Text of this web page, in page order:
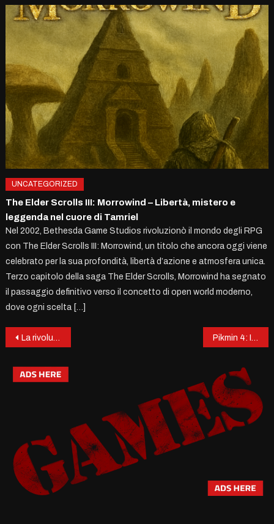
UNCATEGORIZED
The Elder Scrolls III: Morrowind – Libertà, mistero e
leggenda nel cuore di Tamriel
Nel 2002, Bethesda Game Studios rivoluzionò il mondo degli RPG
con The Elder Scrolls III: Morrowind, un titolo che ancora oggi viene
celebrato per la sua profondità, libertà d’azione e atmosfera unica.
Terzo capitolo della saga The Elder Scrolls, Morrowind ha segnato
il passaggio definitivo verso il concetto di open world moderno,
dove ogni scelta […]
Post
navigation
La rivoluzione dei “Cozy Games”: I videogiochi senza stress che conquistano anche i non-gamer Pikmin 4: Il capolavoro di micro-strategia che perfeziona la formula Nintendo